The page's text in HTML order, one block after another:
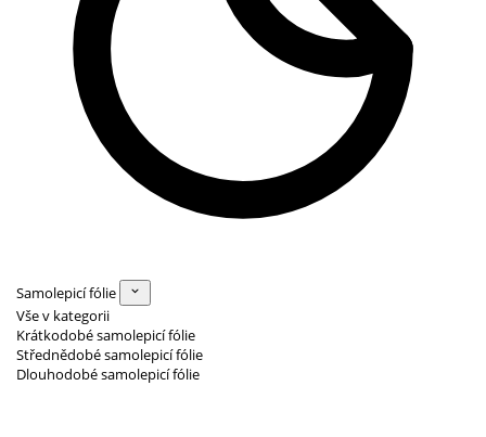
Samolepicí fólie
Vše v kategorii
Krátkodobé samolepicí fólie
Střednědobé samolepicí fólie
Dlouhodobé samolepicí fólie